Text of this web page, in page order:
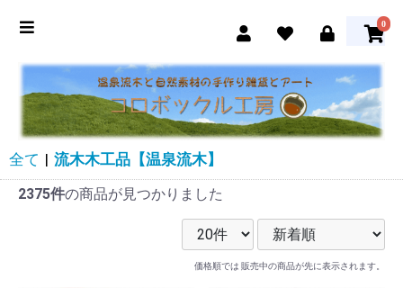
0
全て | 流木木工品【温泉流木】
2375件の商品が見つかりました
価格順では 販売中の商品が先に表示されます。